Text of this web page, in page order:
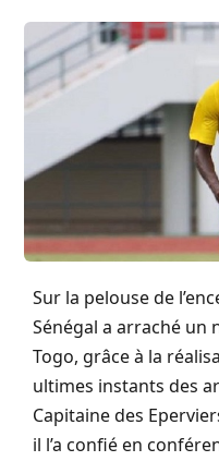
Sur la pelouse de
Sénégal a arraché un
Togo, grâce à la
ultimes instants des
Capitaine des
il l’a confié en